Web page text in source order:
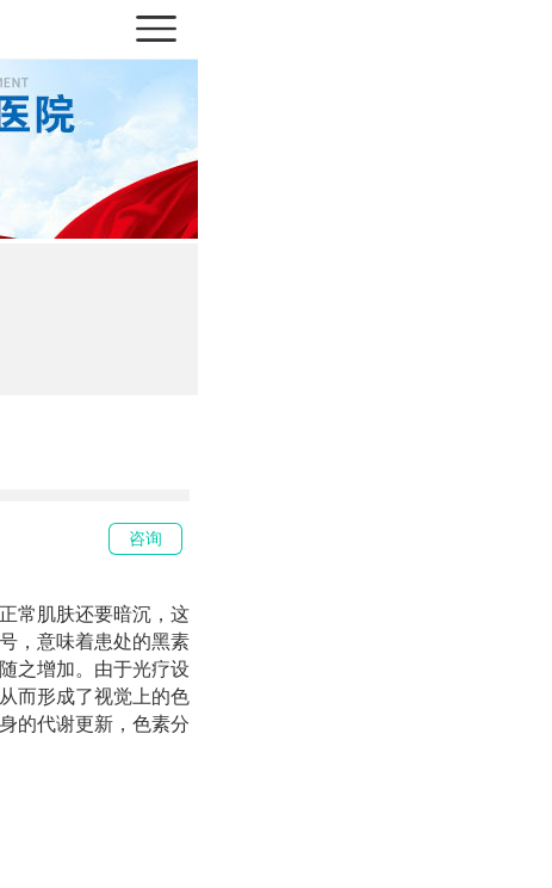
咨询
常肌肤还要暗沉，这
，意味着患处的黑素
之增加。由于光疗设
而形成了视觉上的色
的代谢更新，色素分